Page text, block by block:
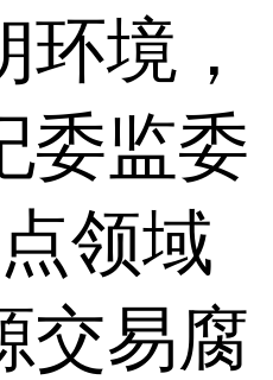
境，
委监委
领域
交易腐